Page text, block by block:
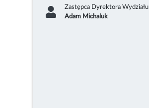
Zastępca Dyrektora Wydziału
Adam Michaluk